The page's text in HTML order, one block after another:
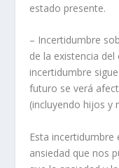
estado presente.
– Incertidumbre
de la existencia
incertidumbre
futuro se verá
(incluyendo hijos y
Esta
ansiedad que nos